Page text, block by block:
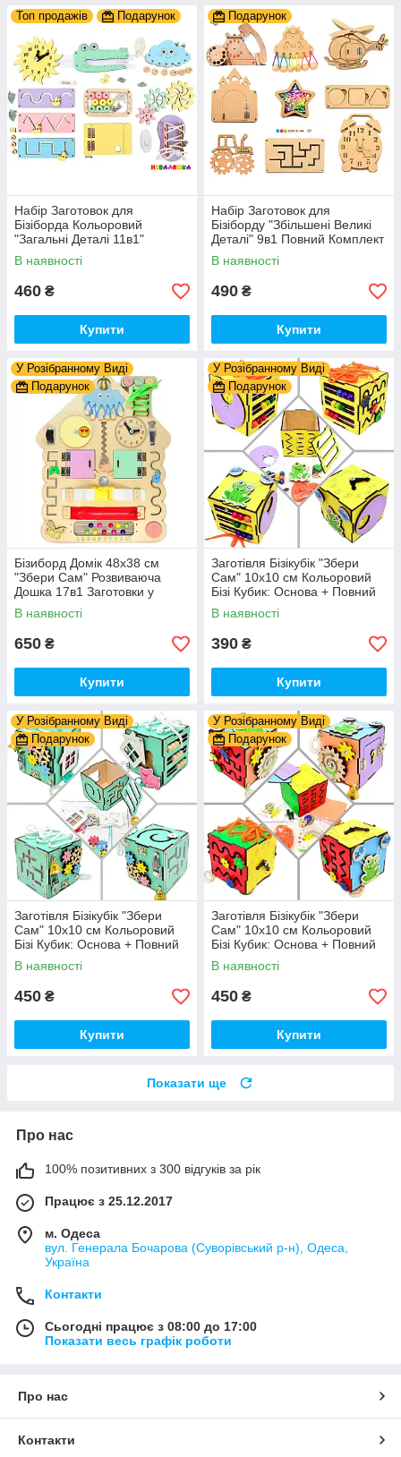
Топ продажів Подарунок
Набір Заготовок для
Бізіборда Кольоровий
"Загальні Деталі 11в1"
Базовий Комплект (+Клей,
Шурупи) Набiр Заготівель
для Бiзiкуба
В наявності
460 ₴
Купити
Подарунок
Набір Заготовок для
Бізіборду "Збільшені Великі
Деталі" 9в1 Повний Комплект
+ Всі Кріплення
В наявності
490 ₴
Купити
У Розібранному Виді
Подарунок
Бізиборд Домік 48x38 см
"Збери Сам" Розвиваюча
Дошка 17в1 Заготовки у
Разобранному вигляді +
Деталі та Фарба
В наявності
650 ₴
Купити
У Розібранному Виді
Подарунок
Заготівля Бізікубік "Збери
Сам" 10х10 см Кольоровий
Бізі Кубик: Основа + Повний
Комплект (в Розібраному
Виді) Кубік Бізи, Жовтий
В наявності
390 ₴
Купити
У Розібранному Виді
Подарунок
Заготівля Бізікубік "Збери
Сам" 10х10 см Кольоровий
Бізі Кубик: Основа + Повний
Комплект (в Розібраному
Виді) Кубік Бізи, Бірюза
В наявності
450 ₴
Купити
У Розібранному Виді
Подарунок
Заготівля Бізікубік "Збери
Сам" 10х10 см Кольоровий
Бізі Кубик: Основа + Повний
Комплект (в Розібраному
Виді) Кубік Бізи, Різнокол
В наявності
450 ₴
Купити
Показати ще
Про нас
100% позитивних з 300 відгуків за рік
Працює з 25.12.2017
м. Одеса
вул. Генерала Бочарова (Суворівський р-н), Одеса,
Україна
Контакти
Сьогодні працює з 08:00 до 17:00
Показати весь графік роботи
Про нас
Контакти